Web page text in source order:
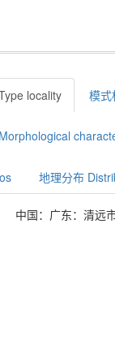
locality 模式
地理分布
中国：广东：清远